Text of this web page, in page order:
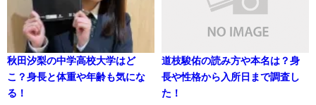
秋田汐梨の中学高校大学はど
こ？身長と体重や年齢も気にな
る！
道枝駿佑の読み方や本名は？身
長や性格から入所日まで調査し
た！